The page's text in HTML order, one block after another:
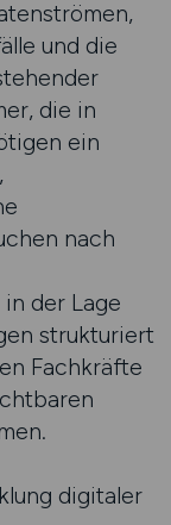
und die
die in
ein
nach
der Lage
strukturiert
Fachkräfte
digitaler